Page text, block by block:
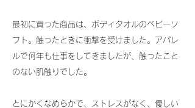
最初に買った商品は、ボディタオルのベビーソ
フト。触ったときに衝撃を受けました。アパレ
ルで何年も仕事をしてきましたが、触ったこと
のない肌触りでした。
とにかくなめらかで、ストレスがなく、優しい